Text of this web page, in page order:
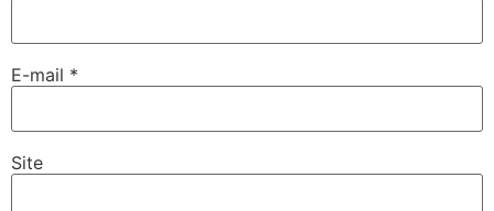
E-mail *
Site